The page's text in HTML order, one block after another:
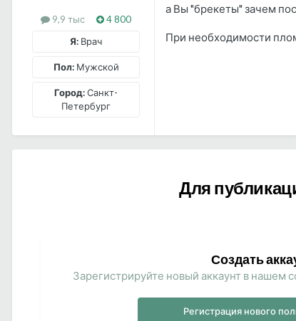
9,9 тыс
4 800
Я: Врач
Пол:Мужской
Город:Санкт-
Петербург
а Вы "брекеты" зачем
При необходимости
Для
Создать
Зарегистрируйте новый аккаунт в нашем
Регистрация нового